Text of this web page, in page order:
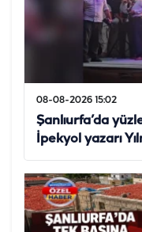
08-08-2026 15:02
Şanlıurfa’da
İpekyol yazarı